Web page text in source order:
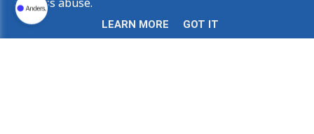
LEARN MORE GOT IT